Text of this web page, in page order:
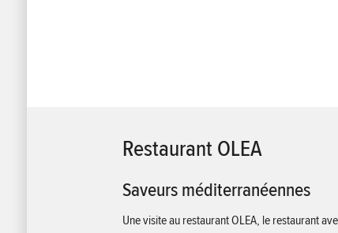
Restaurant OLEA
Saveurs méditerranéennes
Une visite au restaurant OLEA, le restaurant